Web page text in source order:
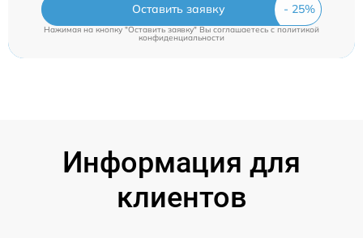
Оставить заявку
Нажимая на кнопку "Оставить заявку" Вы соглашаетесь c политикой
конфиденциальности
Информация для
клиентов